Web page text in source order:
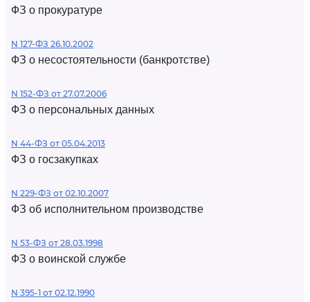
ФЗ о прокуратуре
N 127-ФЗ 26.10.2002
ФЗ о несостоятельности (банкротстве)
N 152-ФЗ от 27.07.2006
ФЗ о персональных данных
N 44-ФЗ от 05.04.2013
ФЗ о госзакупках
N 229-ФЗ от 02.10.2007
ФЗ об исполнительном производстве
N 53-ФЗ от 28.03.1998
ФЗ о воинской службе
N 395-1 от 02.12.1990